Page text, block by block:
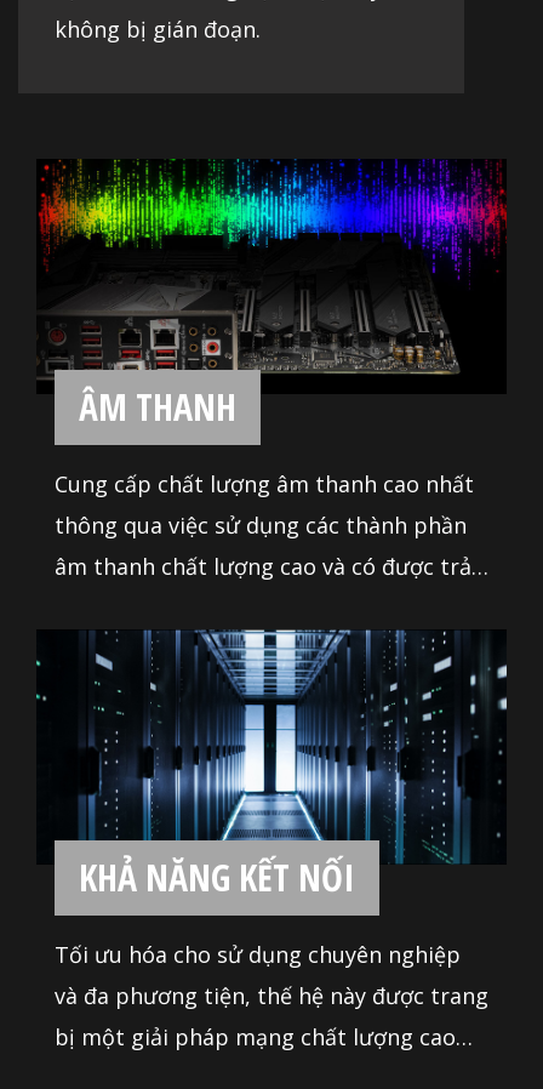
Thưởng thức chất lượng âm thanh
ÂM THANH
Cung cấp chất lượng âm thanh cao nhất
âm thanh chất lượng cao và có được trải
nghiệm âm thanh tuyệt vời nhất khi chơi
game. Bo mạch chủ MSI cho phép bạn
tận hưởng âm thanh ngoạn mục, thay
đổi trò chơi.
KHẢ NĂNG KẾT NỐI
Tối ưu hóa cho sử dụng chuyên nghiệp